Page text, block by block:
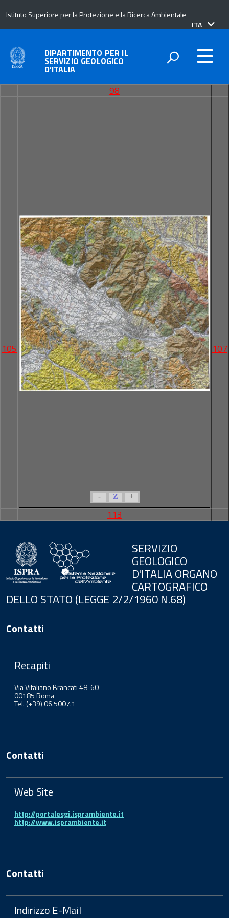
Istituto Superiore per la Protezione e la Ricerca Ambientale
lingua
ITA
DIPARTIMENTO PER IL
SERVIZIO GEOLOGICO
D’ITALIA
98
105
- Z +
107
113
SERVIZIO
GEOLOGICO
D'ITALIA ORGANO
CARTOGRAFICO
DELLO STATO (LEGGE 2/2/1960 N.68)
Contatti
Recapiti
Via Vitaliano Brancati 48-60
00185 Roma
Tel. (+39) 06.5007.1
Contatti
Web Site
http://portalesgi.isprambiente.it
http://www.isprambiente.it
Contatti
Indirizzo E-Mail